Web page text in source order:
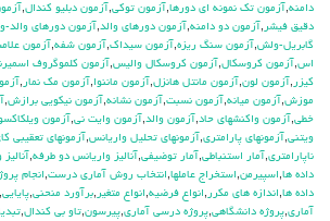
دامنه,آزمون تك نمونه اي دورها,آزمون توكي,آزمون دبليو كندال,
دقيق فيشر ,آزمون دو دامنه,آزمون دورهاي والد,آزمون دورهاي والد-
گابريل-ولش,آزمون سنگ ريزه,آزمون سيداك,آزمون شفه,آزمون
اس,آزمون كروسكال,آزمون كروسكال واليس,آزمون كلموگروف
كيزر ,آزمون لون,آزمون مانتل هانزل,آزمون ماننوا,آزمون مك نمار ,
موزش,آزمون ميانه,آزمون نسبت,آزمون نشانه,آزمون نيكويي برازش,
خطي,آزمون واكنشهاي حاد,آزمون والد,آزمون وايت ني,آزمون
ويتني,آزمونهاي پارامتري,آزمونهاي تحليل واريانس,آزمونهاي تعقيبي
ناپارامتري,آمار استنباطي,آمار توضيفي,آناليز واريانس دو طرفه,
داده ها,اسپيرمن,استخراج عاملها,انتخاب روش آماري درست,انجام
داده ها,اندازه هاي مكرر ,انواع فرضيه,انواع متغير ,برآورد منحني,پايايي,
آماري,پروژه دانشگاهي,پروژه درسي آماري,پيرسون,تاو بي کندال,